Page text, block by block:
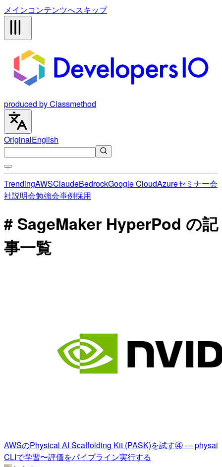
メインコンテンツへスキップ
produced by Classmethod
OriginalEnglish
TrendingAWSClaudeBedrockGoogle CloudAzureセミナー会
社説明会勉強会事例採用
# SageMaker HyperPod の記
事一覧
AWSのPhysical AI Scaffolding Kit (PASK)を試す④ — physai
CLIで学習〜評価をパイプライン実行する